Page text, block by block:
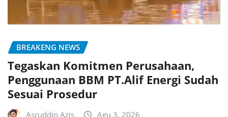
BREAKENG NEWS
Tegaskan Komitmen Perusahaan,
Penggunaan BBM PT.Alif Energi Sudah
Sesuai Prosedur
Asruddin Azis Agu 3, 2026